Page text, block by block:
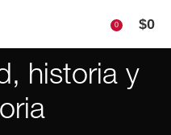
0 $0
historia y